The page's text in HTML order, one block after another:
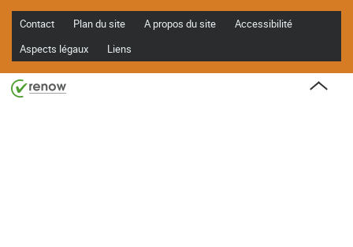
Contact Plan du site A propos du site
Accessibilité
Aspects légaux
Liens
Haut
de